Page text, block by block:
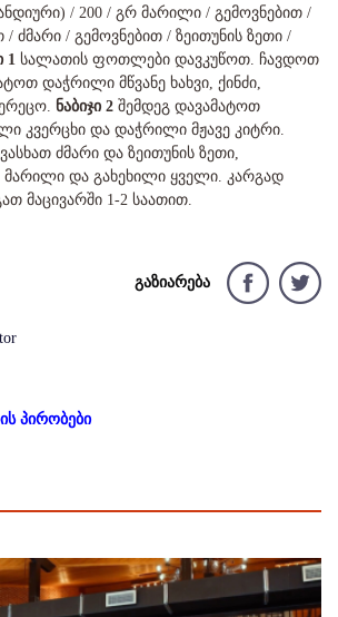
/ 200 / გრ მარილი / გემოვნებით /
/ ძმარი / გემოვნებით / ზეითუნის ზეთი /
1 სალათის ფოთლები დავკუწოთ. ჩავდოთ
დაჭრილი მწვანე ხახვი, ქინძი,
ნაბიჯი 2 შემდეგ დავამატოთ
კვერცხი და დაჭრილი მჟავე კიტრი.
ძმარი და ზეითუნის ზეთი,
მარილი და გახეხილი ყველი. კარგად
მაცივარში 1-2 საათით.
გაზიარება
პირობები